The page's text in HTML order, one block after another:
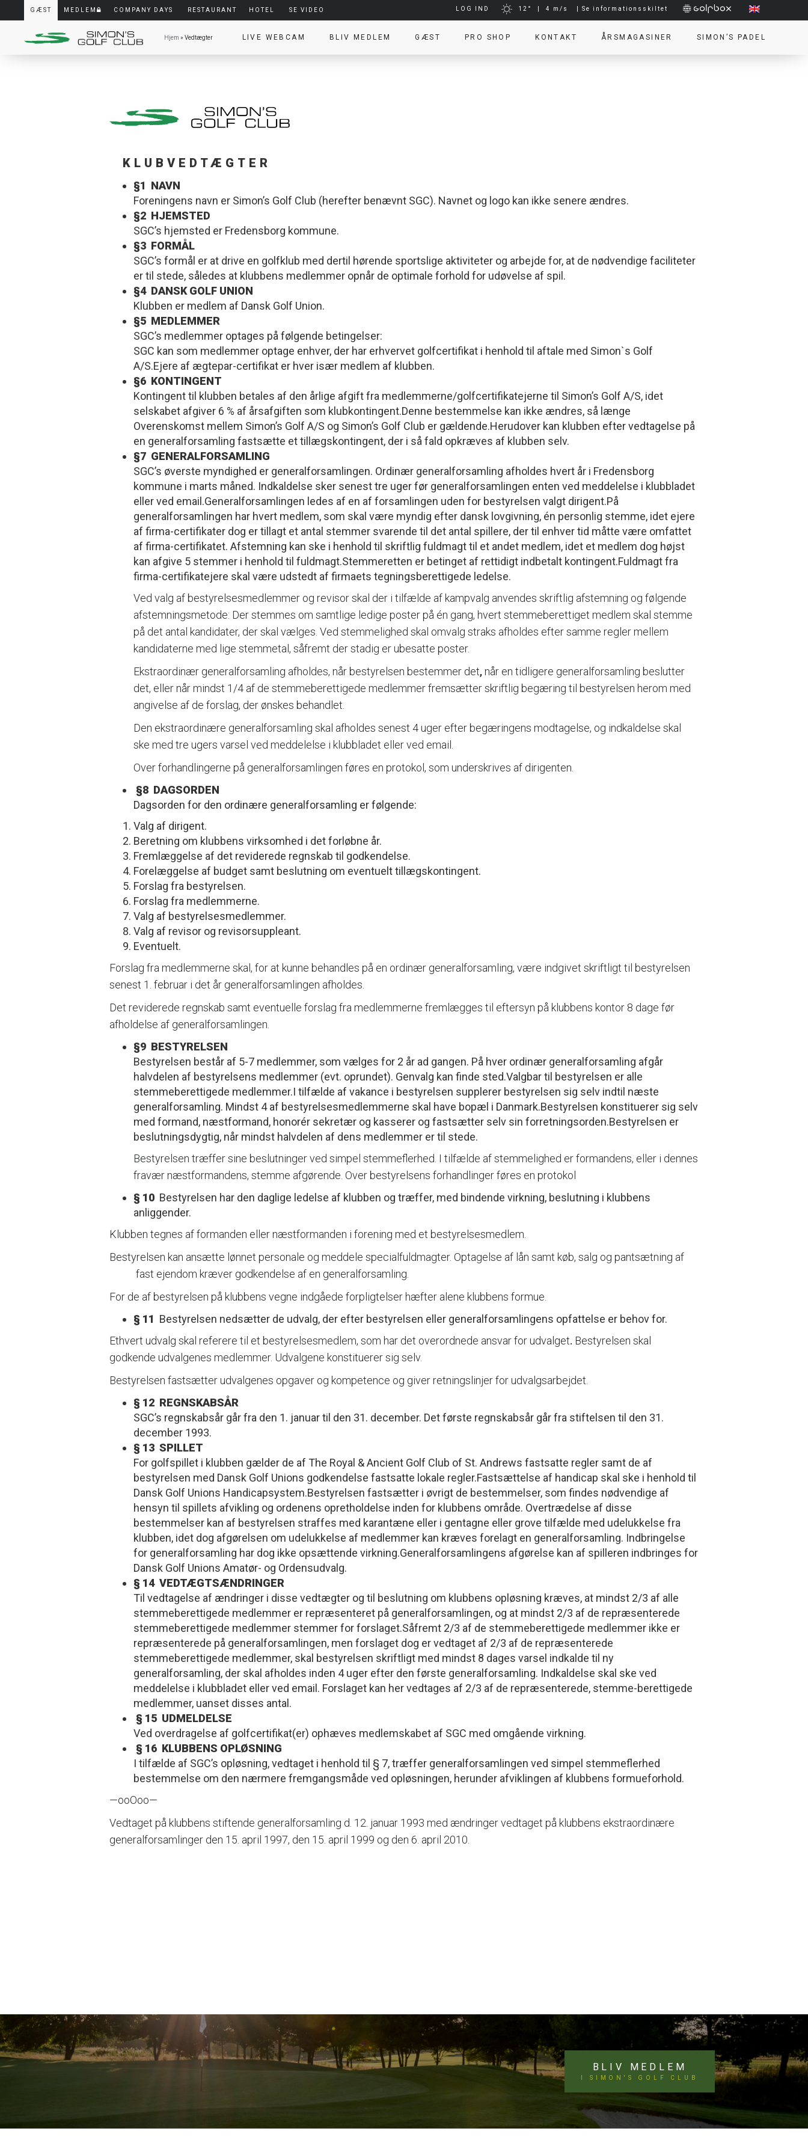
LOG IND 12° 4 m/s | Se informationsskiltet
GÆST MEDLEM COMPANY DAYS RESTAURANT HOTEL SE VIDEO
Hjem » Vedtægter LIVE WEBCAM BLIV MEDLEM GÆST PRO SHOP KONTAKT ÅRSMAGASINER SIMON’S PADEL
KLUBVEDTÆGTER
§1 NAVN
Foreningens navn er Simon’s Golf Club (herefter benævnt SGC). Navnet og logo kan ikke senere ændres.
§2 HJEMSTED
SGC’s hjemsted er Fredensborg kommune.
§3 FORMÅL
SGC’s formål er at drive en golfklub med dertil hørende sportslige aktiviteter og arbejde for, at de nødvendige faciliteter
er til stede, således at klubbens medlemmer opnår de optimale forhold for udøvelse af spil.
§4 DANSK GOLF UNION
Klubben er medlem af Dansk Golf Union.
§5 MEDLEMMER
SGC’s medlemmer optages på følgende betingelser:
SGC kan som medlemmer optage enhver, der har erhvervet golfcertifikat i henhold til aftale med Simon`s Golf
A/S.Ejere af ægtepar-certifikat er hver især medlem af klubben.
§6 KONTINGENT
Kontingent til klubben betales af den årlige afgift fra medlemmerne/golfcertifikatejerne til Simon’s Golf A/S, idet
selskabet afgiver 6 % af årsafgiften som klubkontingent.Denne bestemmelse kan ikke ændres, så længe
Overenskomst mellem Simon’s Golf A/S og Simon’s Golf Club er gældende.Herudover kan klubben efter vedtagelse på
en generalforsamling fastsætte et tillægskontingent, der i så fald opkræves af klubben selv.
§7 GENERALFORSAMLING
SGC’s øverste myndighed er generalforsamlingen. Ordinær generalforsamling afholdes hvert år i Fredensborg
kommune i marts måned. Indkaldelse sker senest tre uger før generalforsamlingen enten ved meddelelse i klubbladet
eller ved email.Generalforsamlingen ledes af en af forsamlingen uden for bestyrelsen valgt dirigent.På
generalforsamlingen har hvert medlem, som skal være myndig efter dansk lovgivning, én personlig stemme, idet ejere
af firma-certifikater dog er tillagt et antal stemmer svarende til det antal spillere, der til enhver tid måtte være omfattet
af firma-certifikatet. Afstemning kan ske i henhold til skriftlig fuldmagt til et andet medlem, idet et medlem dog højst
kan afgive 5 stemmer i henhold til fuldmagt.Stemmeretten er betinget af rettidigt indbetalt kontingent.Fuldmagt fra
firma-certifikatejere skal være udstedt af firmaets tegningsberettigede ledelse.
Ved valg af bestyrelsesmedlemmer og revisor skal der i tilfælde af kampvalg anvendes skriftlig afstemning og følgende
afstemningsmetode: Der stemmes om samtlige ledige poster på én gang, hvert stemmeberettiget medlem skal stemme
på det antal kandidater, der skal vælges. Ved stemmelighed skal omvalg straks afholdes efter samme regler mellem
kandidaterne med lige stemmetal, såfremt der stadig er ubesatte poster.
Ekstraordinær generalforsamling afholdes, når bestyrelsen bestemmer det,når en tidligere generalforsamling beslutter
det, eller når mindst 1/4 af de stemmeberettigede medlemmer fremsætter skriftlig begæring til bestyrelsen herom med
angivelse af de forslag, der ønskes behandlet.
Den ekstraordinære generalforsamling skal afholdes senest 4 uger efter begæringens modtagelse, og indkaldelse skal
ske med tre ugers varsel ved meddelelse i klubbladet eller ved email.
Over forhandlingerne på generalforsamlingen føres en protokol, som underskrives af dirigenten.
§8 DAGSORDEN
Dagsorden for den ordinære generalforsamling er følgende:
Valg af dirigent.
Beretning om klubbens virksomhed i det forløbne år.
Fremlæggelse af det reviderede regnskab til godkendelse.
Forelæggelse af budget samt beslutning om eventuelt tillægskontingent.
Forslag fra bestyrelsen.
Forslag fra medlemmerne.
Valg af bestyrelsesmedlemmer.
Valg af revisor og revisorsuppleant.
Eventuelt.
Forslag fra medlemmerne skal, for at kunne behandles på en ordinær generalforsamling, være indgivet skriftligt til bestyrelsen
senest 1. februar i det år generalforsamlingen afholdes.
Det reviderede regnskab samt eventuelle forslag fra medlemmerne fremlægges til eftersyn på klubbens kontor 8 dage før
afholdelse af generalforsamlingen.
§9 BESTYRELSEN
Bestyrelsen består af 5-7 medlemmer, som vælges for 2 år ad gangen. På hver ordinær generalforsamling afgår
halvdelen af bestyrelsens medlemmer (evt. oprundet). Genvalg kan finde sted.Valgbar til bestyrelsen er alle
stemmeberettigede medlemmer.I tilfælde af vakance i bestyrelsen supplerer bestyrelsen sig selv indtil næste
generalforsamling. Mindst 4 af bestyrelsesmedlemmerne skal have bopæl i Danmark.Bestyrelsen konstituerer sig selv
med formand, næstformand, honorér sekretær og kasserer og fastsætter selv sin forretningsorden.Bestyrelsen er
beslutningsdygtig, når mindst halvdelen af dens medlemmer er til stede.
Bestyrelsen træffer sine beslutninger ved simpel stemmeflerhed. I tilfælde af stemmelighed er formandens, eller i dennes
fravær næstformandens, stemme afgørende. Over bestyrelsens forhandlinger føres en protokol
§ 10 Bestyrelsen har den daglige ledelse af klubben og træffer, med bindende virkning, beslutning i klubbens
anliggender.
Klubben tegnes af formanden eller næstformanden i forening med et bestyrelsesmedlem.
Bestyrelsen kan ansætte lønnet personale og meddele specialfuldmagter. Optagelse af lån samt køb, salg og pantsætning af
fast ejendom kræver godkendelse af en generalforsamling.
For de af bestyrelsen på klubbens vegne indgåede forpligtelser hæfter alene klubbens formue.
§ 11 Bestyrelsen nedsætter de udvalg, der efter bestyrelsen eller generalforsamlingens opfattelse er behov for.
Ethvert udvalg skal referere til et bestyrelsesmedlem, som har det overordnede ansvar for udvalget. Bestyrelsen skal
godkende udvalgenes medlemmer. Udvalgene konstituerer sig selv.
Bestyrelsen fastsætter udvalgenes opgaver og kompetence og giver retningslinjer for udvalgsarbejdet.
§ 12 REGNSKABSÅR
SGC’s regnskabsår går fra den 1. januar til den 31. december. Det første regnskabsår går fra stiftelsen til den 31.
december 1993.
§ 13 SPILLET
For golfspillet i klubben gælder de af The Royal & Ancient Golf Club of St. Andrews fastsatte regler samt de af
bestyrelsen med Dansk Golf Unions godkendelse fastsatte lokale regler.Fastsættelse af handicap skal ske i henhold til
Dansk Golf Unions Handicapsystem.Bestyrelsen fastsætter i øvrigt de bestemmelser, som findes nødvendige af
hensyn til spillets afvikling og ordenens opretholdelse inden for klubbens område. Overtrædelse af disse
bestemmelser kan af bestyrelsen straffes med karantæne eller i gentagne eller grove tilfælde med udelukkelse fra
klubben, idet dog afgørelsen om udelukkelse af medlemmer kan kræves forelagt en generalforsamling. Indbringelse
for generalforsamling har dog ikke opsættende virkning.Generalforsamlingens afgørelse kan af spilleren indbringes for
Dansk Golf Unions Amatør- og Ordensudvalg.
§ 14 VEDTÆGTSÆNDRINGER
Til vedtagelse af ændringer i disse vedtægter og til beslutning om klubbens opløsning kræves, at mindst 2/3 af alle
stemmeberettigede medlemmer er repræsenteret på generalforsamlingen, og at mindst 2/3 af de repræsenterede
stemmeberettigede medlemmer stemmer for forslaget.Såfremt 2/3 af de stemmeberettigede medlemmer ikke er
repræsenterede på generalforsamlingen, men forslaget dog er vedtaget af 2/3 af de repræsenterede
stemmeberettigede medlemmer, skal bestyrelsen skriftligt med mindst 8 dages varsel indkalde til ny
generalforsamling, der skal afholdes inden 4 uger efter den første generalforsamling. Indkaldelse skal ske ved
meddelelse i klubbladet eller ved email. Forslaget kan her vedtages af 2/3 af de repræsenterede, stemme-berettigede
medlemmer, uanset disses antal.
§ 15 UDMELDELSE
Ved overdragelse af golfcertifikat(er) ophæves medlemskabet af SGC med omgående virkning.
§ 16 KLUBBENS OPLØSNING
I tilfælde af SGC’s opløsning, vedtaget i henhold til § 7, træffer generalforsamlingen ved simpel stemmeflerhed
bestemmelse om den nærmere fremgangsmåde ved opløsningen, herunder afviklingen af klubbens formueforhold.
—ooOoo—
Vedtaget på klubbens stiftende generalforsamling d. 12. januar 1993 med ændringer vedtaget på klubbens ekstraordinære
generalforsamlinger den 15. april 1997, den 15. april 1999 og den 6. april 2010.
BLIV MEDLEM
I SIMON'S GOLF CLUB